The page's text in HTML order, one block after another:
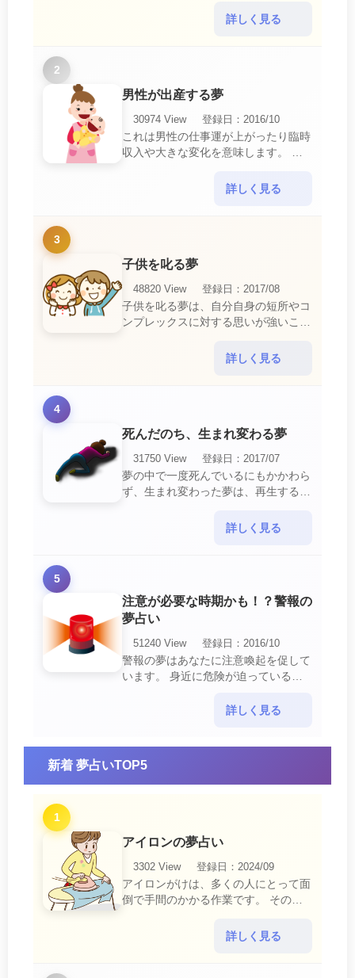
いにおいて、『寝取られている』夢
詳しく見る
2
男性が出産する夢
30974 View
登録日：2016/10
これは男性の仕事運が上がったり臨時
収入や大きな変化を意味します。 喜
ればあり得ない事が起きるのでビック
詳しく見る
3
子供を叱る夢
48820 View
登録日：2017/08
子供を叱る夢は、自分自身の短所やコ
ンプレックスに対する思いが強いこと
短所やコンプレックスを的確に認識し
詳しく見る
4
死んだのち、生まれ変わる夢
31750 View
登録日：2017/07
夢の中で一度死んでいるにもかかわら
ず、生まれ変わった夢は、再生する夢
あなたに関するすべての運気が上昇し
詳しく見る
5
注意が必要な時期かも！？警報の
夢占い
51240 View
登録日：2016/10
警報の夢はあなたに注意喚起を促して
います。 身近に危険が迫っている暗
て危機を回避する事が必要です。 ま
詳しく見る
新着 夢占いTOP5
1
アイロンの夢占い
3302 View
登録日：2024/09
アイロンがけは、多くの人にとって面
倒で手間のかかる作業です。 そのた
中で感じるわずらわしさやストレスか
詳しく見る